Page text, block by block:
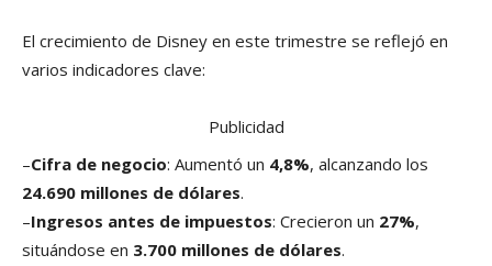
El crecimiento de Disney en este trimestre se reflejó en
varios indicadores clave:
Publicidad
–Cifra de negocio: Aumentó un 4,8%, alcanzando los
24.690 millones de dólares.
–Ingresos antes de impuestos: Crecieron un 27%,
situándose en 3.700 millones de dólares.